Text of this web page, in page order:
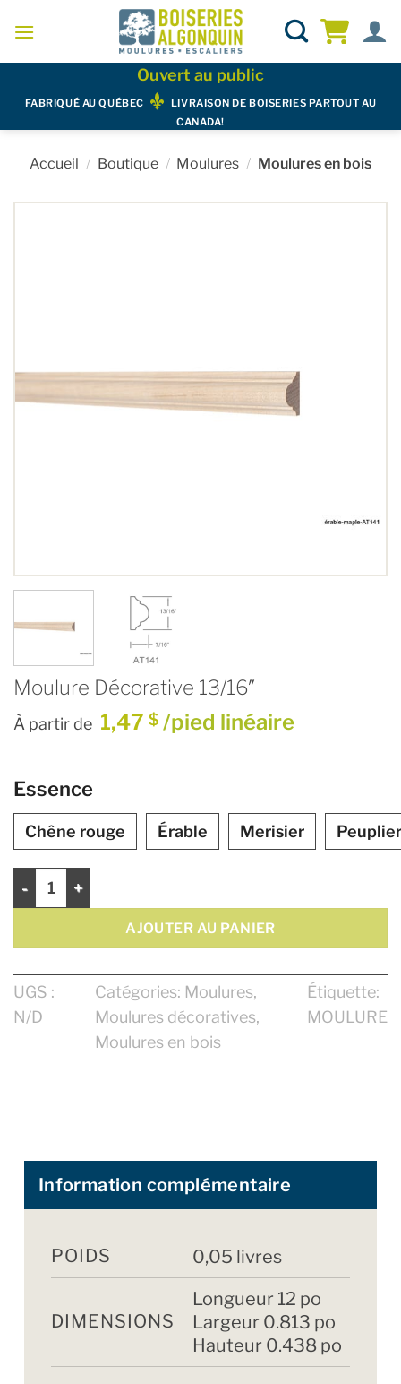
Ouvert au public
FABRIQUÉ AU QUÉBEC
LIVRAISON DE BOISERIES PARTOUT AU
CANADA!
Accueil / Boutique / Moulures / Moulures en bois
Moulure Décorative 13/16″
À partir de 1,47 $ /pied linéaire
Essence
Chêne rouge Érable Merisier Peuplier
AJOUTER AU PANIER
UGS :
N/D
Catégories: Moulures,
Moulures décoratives,
Moulures en bois
Étiquette:
MOULURE
Information complémentaire
POIDS 0,05 livres
DIMENSIONS
Longueur 12 po
Largeur 0.813 po
Hauteur 0.438 po